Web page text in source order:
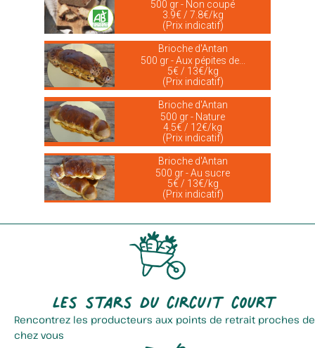
500 gr - Non coupé
3.9€ / 7.8€/kg
(Prix indicatif)
Brioche d'Antan
500 gr - Aux pépites de...
5€ / 13€/kg
(Prix indicatif)
Brioche d'Antan
500 gr - Nature
4.5€ / 12€/kg
(Prix indicatif)
Brioche d'Antan
500 gr - Au sucre
5€ / 13€/kg
(Prix indicatif)
Les stars du circuit court
Rencontrez les producteurs aux points de retrait proches de
chez vous